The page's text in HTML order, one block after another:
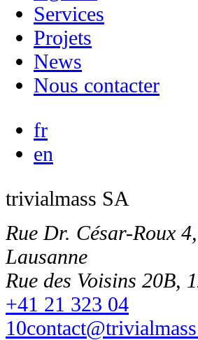
Services
Projets
News
Nous contacter
fr
en
trivialmass SA
Rue Dr. César-Roux
Lausanne
Rue des Voisins 20B,
+41 21 323 04
10